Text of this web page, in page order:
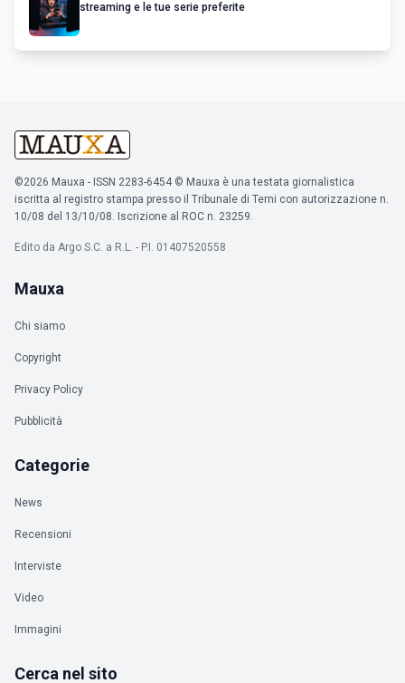
streaming e le tue serie preferite
©2026 Mauxa - ISSN 2283-6454 © Mauxa è una testata giornalistica
iscritta al registro stampa presso il Tribunale di Terni con autorizzazione n.
10/08 del 13/10/08. Iscrizione al ROC n. 23259.
Edito da Argo S.C. a R.L. - P.I. 01407520558
Mauxa
Chi siamo
Copyright
Privacy Policy
Pubblicità
Categorie
News
Recensioni
Interviste
Video
Immagini
Cerca nel sito